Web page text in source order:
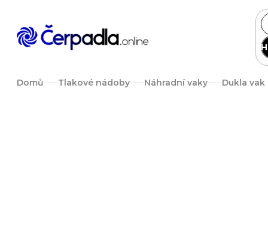
obsah
Domů Tlakové nádoby Náhradní vaky Dukla vak